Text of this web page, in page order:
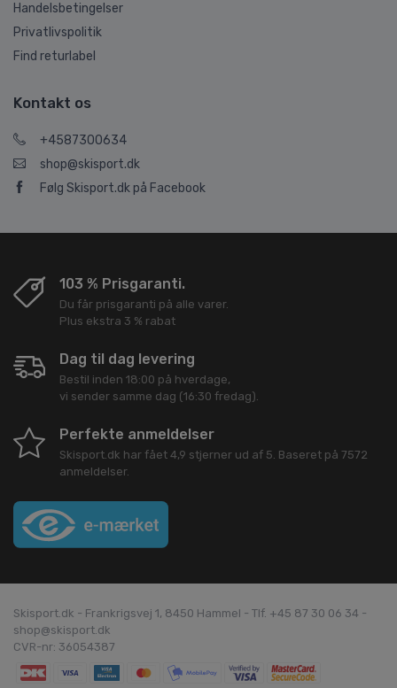
Handelsbetingelser
Privatlivspolitik
Find returlabel
Kontakt os
+4587300634
shop@skisport.dk
Følg Skisport.dk på Facebook
103 % Prisgaranti.
Du får prisgaranti på alle varer.
Plus ekstra 3 % rabat
Dag til dag levering
Bestil inden 18:00 på hverdage,
vi sender samme dag (16:30 fredag).
Perfekte anmeldelser
Skisport.dk har fået 4,9 stjerner ud af 5. Baseret på 7572
anmeldelser.
Skisport.dk - Frankrigsvej 1, 8450 Hammel - Tlf. +45 87 30 06 34 -
shop@skisport.dk
CVR-nr: 36054387